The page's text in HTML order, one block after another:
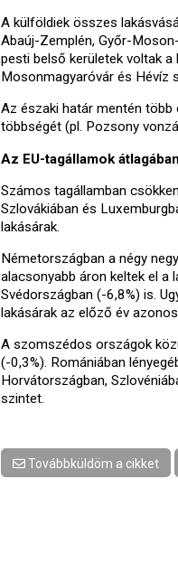
A külföldiek összes
Abaúj-Zemplén, Győr-
pesti belső kerületek voltak a
Mosonmagyaróvár és Hévíz
Az északi határ mentén több
többségét (pl. Pozsony
Az EU-tagállamok
Számos tagállamban
Szlovákiában és
lakásárak.
Németországban a négy
alacsonyabb áron keltek el a
Svédországban (-6,8%) is.
lakásárak az előző év
A szomszédos országok
(-0,3%). Romániában
Horvátországban,
szintet.
Továbbküldöm a cikket